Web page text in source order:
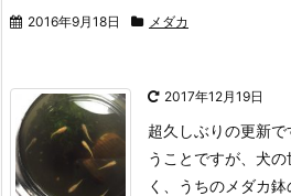
2016年9月18日 メダカ
2017年12月19日
超久しぶりの更新で
うことですが、犬
く、うちのメダカ鉢